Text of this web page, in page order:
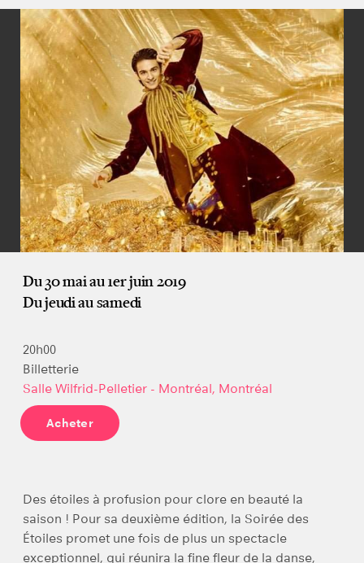
Du 30 mai au 1er juin 2019
Du jeudi au samedi
20h00
Billetterie
Salle Wilfrid-Pelletier - Montréal, Montréal
Acheter
Des étoiles à profusion pour clore en beauté la
saison ! Pour sa deuxième édition, la Soirée des
Étoiles promet une fois de plus un spectacle
exceptionnel, qui réunira la fine fleur de la danse,